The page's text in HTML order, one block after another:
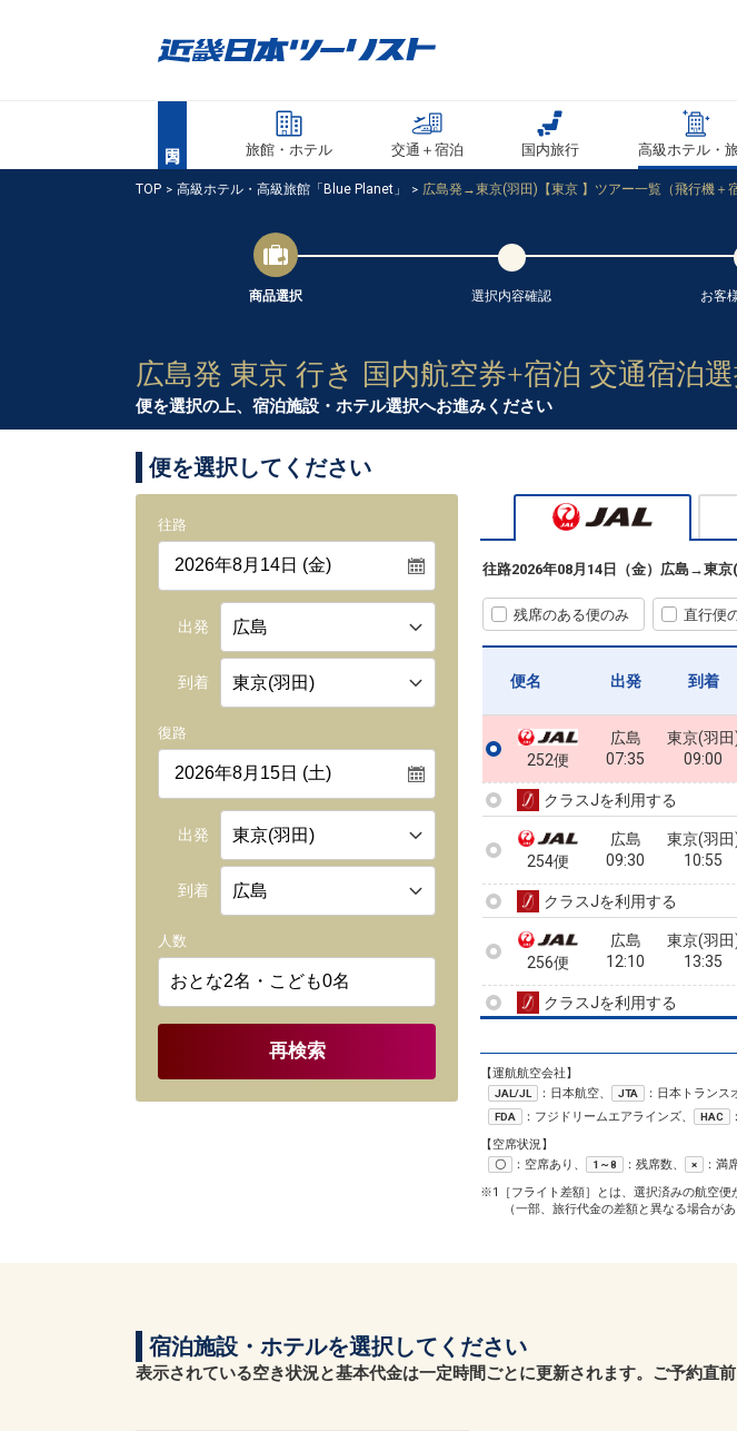
旅館・ホテル 交通＋宿泊 国内旅行 高級ホテル・
TOP 高級ホテル・高級旅館「Blue Planet」 広島発→東京(羽田)【東京 】ツアー一覧（飛行機＋宿
商品選択 選択内容確認 お客
広島発 東京 行き 国内航空券+宿泊 交通宿泊
便を選択の上、宿泊施設・ホテル選択へお進みください
便を選択してください
往路
出発
到着
復路
出発
到着
人数
再検索
往路2026年08月14日（金） 広島 →東京
残席のある便のみ 直行便
便名 出発 到着
252便
広島
07:35
東京(羽田
09:00
クラスJを利用する
254便
広島
09:30
東京(羽田
10:55
クラスJを利用する
256便
広島
12:10
東京(羽田
13:35
クラスJを利用する
258便
クラスJを利用する
262便
16:15
17:55
クラスJを利用する
266便
20:30
22:00
【運航航空会社】
JAL/JL ：日本航空、 JTA ：日本トランス
FDA ：フジドリームエアラインズ、 HAC
【空席状況】
〇 ：空席あり、 1～8 ：残席数、 ×
：満
※1［フライト差額］とは、選択済みの航空
（一部、旅行代金の差額と異なる場合があ
宿泊施設・ホテルを選択してください
表示されている空き状況と基本代金は一定時間ごとに更新されます。ご予約直